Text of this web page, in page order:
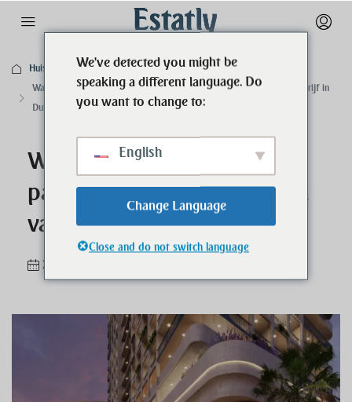
Huis
Bedrijf
Waarom SetupCo uw ideale partner is voor het opzetten van een bedrijf in
Dubai
Waarom SetupCo uw ideale
partner is voor het opzetten
van een bedrijf in Dubai
2 jaar geleden
We've detected you might be
speaking a different language. Do
you want to change to:
English
Change Language
Close and do not switch language